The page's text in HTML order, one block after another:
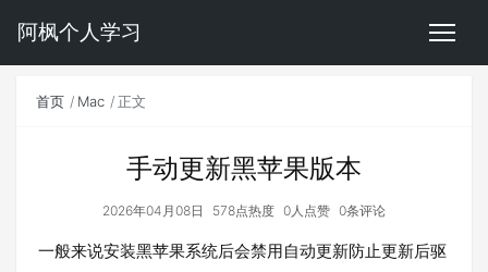
阿枫个人学习
首页 Mac 正文
手动更新黑苹果版本
2026年04月08日 578点热度 0人点赞 0条评论
一般来说安装黑苹果系统后会禁用自动更新防止更新后驱